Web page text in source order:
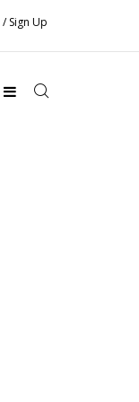
/Sign Up